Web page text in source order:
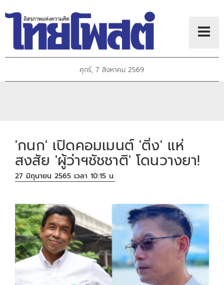
ศุกร์, 7 สิงหาคม 2569
'กนก' เปิดคอมเมนต์ 'ติ่ง' แห่
สงสัย 'ผู้ว่าฯชัชชาติ' โดนวางยา!
27 มิถุนายน 2565 เวลา 10:15 น.